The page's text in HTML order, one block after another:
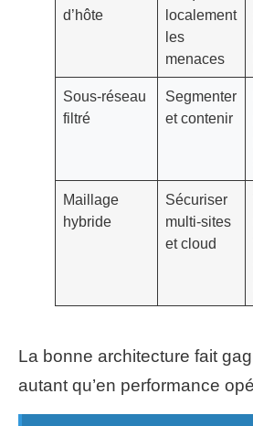
d’hôte
localement
les
menaces
Sous-réseau
filtré
Segmenter
et contenir
Maillage
hybride
Sécuriser
multi-sites
et cloud
La bonne architecture fait
autant qu’en performance